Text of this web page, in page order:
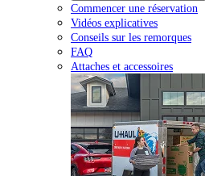
Commencer une réservation
Vidéos explicatives
Conseils sur les remorques
FAQ
Attaches et accessoires